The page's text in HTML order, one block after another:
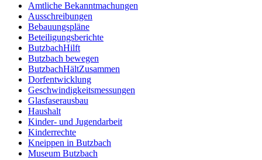
Amtliche Bekanntmachungen
Ausschreibungen
Bebauungspläne
Beteiligungsberichte
ButzbachHilft
Butzbach bewegen
ButzbachHältZusammen
Dorfentwicklung
Geschwindigkeitsmessungen
Glasfaserausbau
Haushalt
Kinder- und Jugendarbeit
Kinderrechte
Kneippen in Butzbach
Museum Butzbach